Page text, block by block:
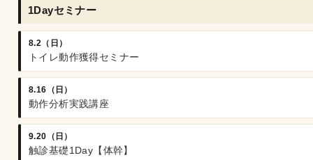
1Dayセミナー
8.2（日）
トイレ動作獲得セミナー
8.16（日）
動作分析実践講座
9.20（日）
触診基礎1Day【体幹】